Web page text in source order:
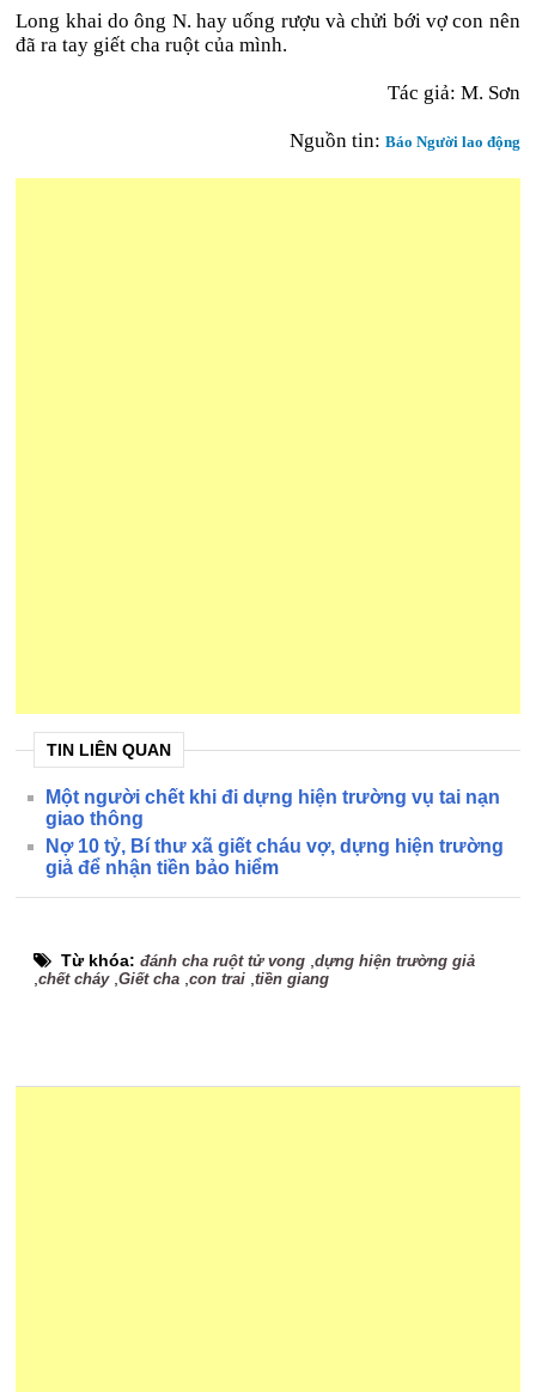
Long khai do ông N. hay uống rượu và chửi bới vợ con nên
đã ra tay giết cha ruột của mình.
Tác giả: M. Sơn
Nguồn tin: Báo Người lao động
TIN LIÊN QUAN
Một người chết khi đi dựng hiện trường vụ tai nạn
giao thông
Nợ 10 tỷ, Bí thư xã giết cháu vợ, dựng hiện trường
giả để nhận tiền bảo hiểm
Từ khóa:đánh cha ruột tử vong ,dựng hiện trường giả
,chết cháy,Giết cha ,con trai ,tiền giang